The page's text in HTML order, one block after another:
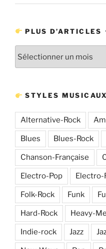
PLUS D’ARTICLES
STYLES MUSICAUX
Alternative-Rock
Blues Blues-Rock
Chanson-Française
Electro-Pop Electro-
Folk-Rock Funk
Hard-Rock Heavy-
Indie-rock Jazz